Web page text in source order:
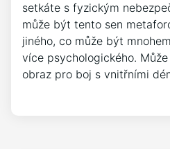
setkáte s fyzickým
může být tento sen
jiného, co může být
více psychologického.
obraz pro boj s vnitřními